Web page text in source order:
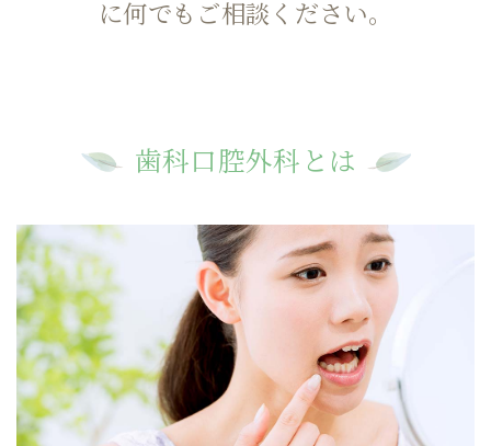
に何でもご相談ください。
歯科口腔外科とは